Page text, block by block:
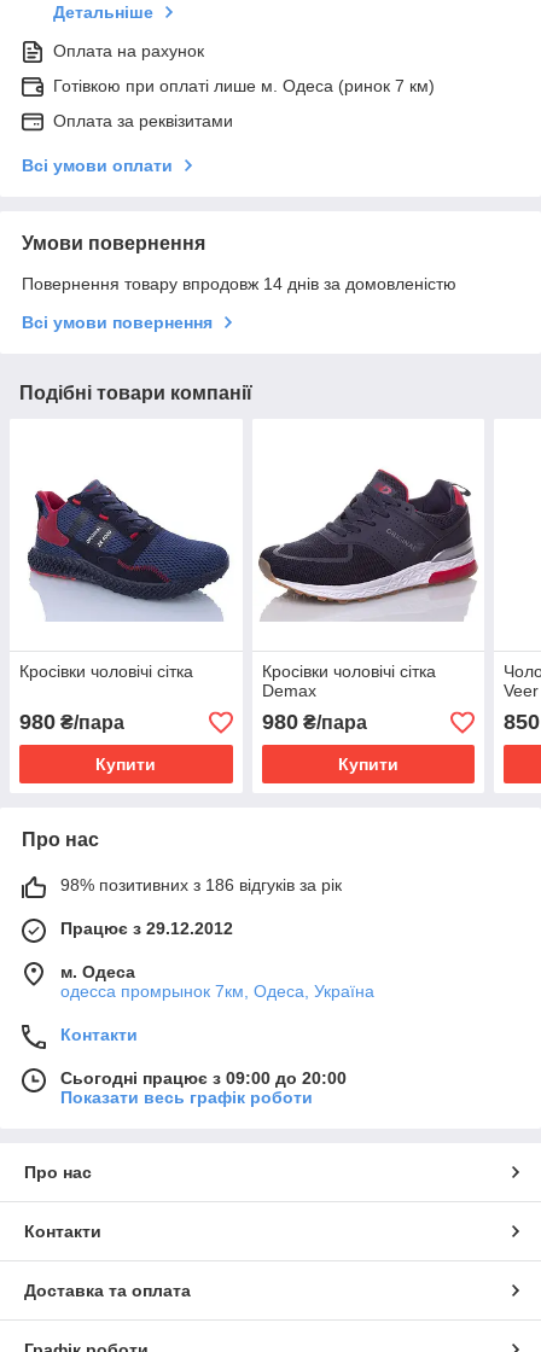
Детальніше
Оплата на рахунок
Готівкою при оплаті лише м. Одеса (ринок 7 км)
Оплата за реквізитами
Всі умови оплати
Умови повернення
Повернення товару впродовж 14 днів за домовленістю
Всі умови повернення
Подібні товари компанії
Кросівки чоловічі сітка
980 ₴/пара
Купити
Кросівки чоловічі сітка
Demax
980₴/пара
Купити
850
Про нас
98% позитивних з 186 відгуків за рік
Працює з 29.12.2012
м. Одеса
одесса промрынок 7км, Одеса, Україна
Контакти
Сьогодні працює з 09:00 до 20:00
Показати весь графік роботи
Про нас
Контакти
Доставка та оплата